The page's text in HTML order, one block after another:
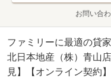
お問い合
ファミリーに最適の貸
北日本地産（株）青山
見】【オンライン契約